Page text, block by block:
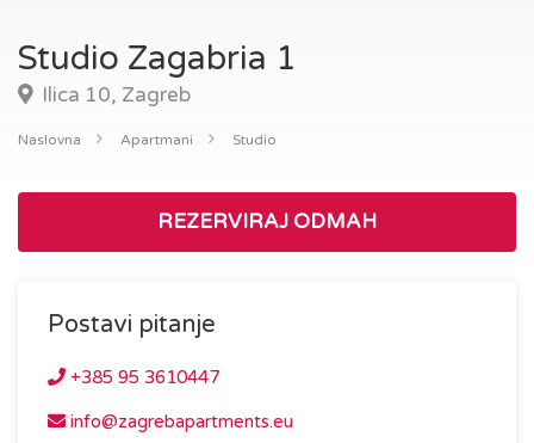
Studio Zagabria 1
Ilica 10, Zagreb
Naslovna Apartmani Studio
REZERVIRAJ ODMAH
Postavi pitanje
+385 95 3610447
info@zagrebapartments.eu